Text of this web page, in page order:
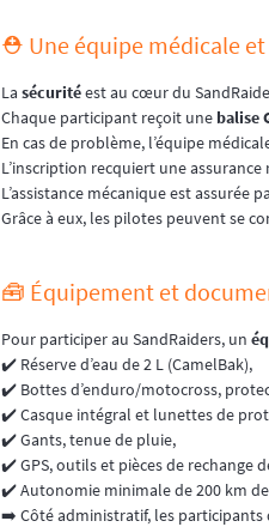
⛑️ Une équipe médicale
La sécuritéest au cœur du
Chaque participant reçoit une balise
En cas de problème, l’équipe
L’inscription recquiert une
L’assistance mécanique est assurée
Grâce à eux, les pilotes peuvent se
🧰 Équipement et
Pour participer au SandRaiders, un
✔️ Réserve d’eau de 2 L (CamelBak),
✔️ Bottes d’enduro/motocross,
✔️ Casque intégral et lunettes de
✔️ Gants, tenue de pluie,
✔️ GPS, outils et pièces de rechange
✔️ Autonomie minimale de 200 km
➡️ Côté administratif, les participants